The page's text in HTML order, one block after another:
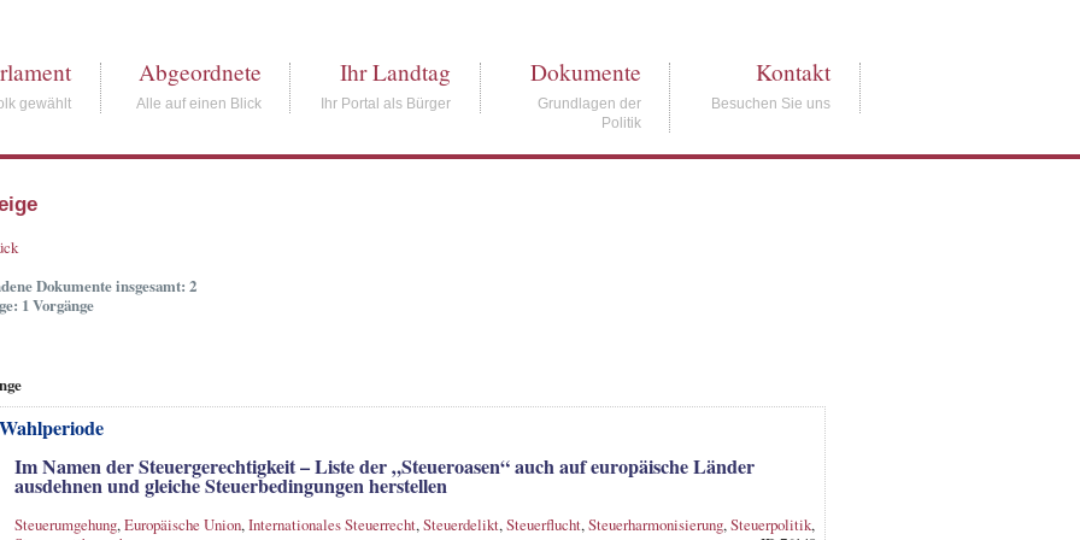
gewählt
Abgeordnete
Alle auf einen Blick
Ihr Landtag
Ihr Portal als Bürger
Dokumente
Grundlagen der
Politik
Kontakt
Besuchen Sie uns
Dokumente insgesamt: 2
1 Vorgänge
Im Namen der Steuergerechtigkeit – Liste der „Steueroasen“ auch auf europäische Länder
ausdehnen und gleiche Steuerbedingungen herstellen
Steuerumgehung,Europäische Union,Internationales Steuerrecht,Steuerdelikt,Steuerflucht,Steuerharmonisierung,Steuerpolitik,